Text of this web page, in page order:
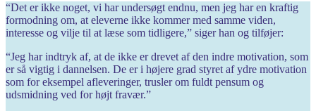
“Det er ikke noget, vi har undersøgt endnu, men jeg har en kraftig
formodning om, at eleverne ikke kommer med samme viden,
interesse og vilje til at læse som tidligere,” siger han og ­tilføjer:
“Jeg har indtryk af, at de ikke er drevet af den indre motivation, som
er så vigtig i dannelsen. De er i højere grad styret af ydre motivation
som for eksempel afleveringer, trusler om fuldt pensum og
udsmidning ved for højt fravær.”